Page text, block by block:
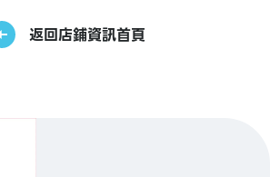
返回店鋪資訊首頁